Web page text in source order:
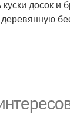
досок и